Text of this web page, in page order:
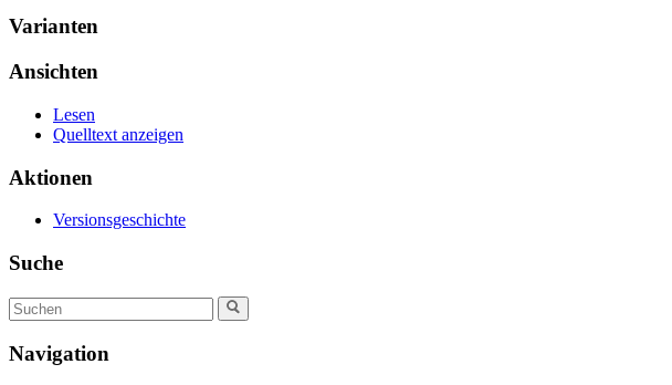
Varianten
Ansichten
Lesen
Quelltext anzeigen
Aktionen
Versionsgeschichte
Suche
Navigation